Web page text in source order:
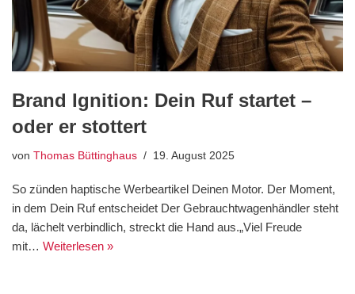
Brand Ignition: Dein Ruf startet –
oder er stottert
von Thomas Büttinghaus 19. August 2025
So zünden haptische Werbeartikel Deinen Motor. Der Moment,
in dem Dein Ruf entscheidet Der Gebrauchtwagenhändler steht
da, lächelt verbindlich, streckt die Hand aus.„Viel Freude
mit… Weiterlesen »